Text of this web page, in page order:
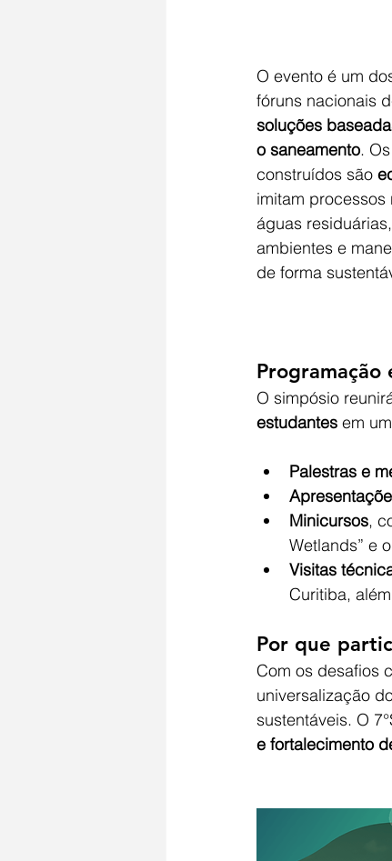
O evento é um
fóruns nacionais
soluções
o saneamento.
construídos são
imitam
águas
ambientes e
de forma
Programação
O simpósio
estudantes em
Palestras e
Minicursos,
Wetlands” e
Visitas
Curitiba,
Por que
Com os desafios
universalização
sustentáveis. O
e fortalecimento